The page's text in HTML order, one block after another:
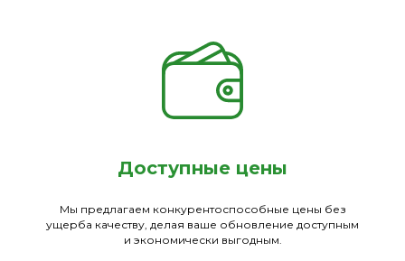
Доступные цены
Мы предлагаем конкурентоспособные цены без
ущерба качеству, делая ваше обновление доступным
и экономически выгодным.